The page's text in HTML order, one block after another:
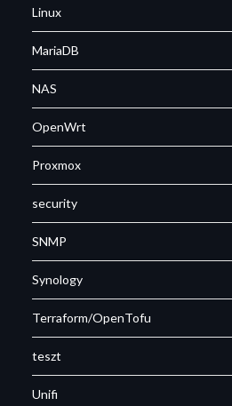
Linux
MariaDB
NAS
OpenWrt
Proxmox
security
SNMP
Synology
Terraform/OpenTofu
teszt
Unifi